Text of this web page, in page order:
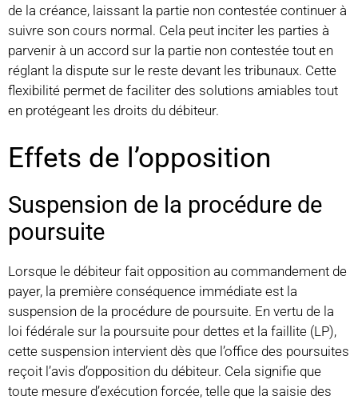
de la créance, laissant la partie non contestée continuer à
suivre son cours normal. Cela peut inciter les parties à
parvenir à un accord sur la partie non contestée tout en
réglant la dispute sur le reste devant les tribunaux. Cette
flexibilité permet de faciliter des solutions amiables tout
en protégeant les droits du débiteur.
Effets de l’opposition
Suspension de la procédure de
poursuite
Lorsque le débiteur fait opposition au commandement de
payer, la première conséquence immédiate est la
suspension de la procédure de poursuite. En vertu de la
loi fédérale sur la poursuite pour dettes et la faillite (LP),
cette suspension intervient dès que l’office des poursuites
reçoit l’avis d’opposition du débiteur. Cela signifie que
toute mesure d’exécution forcée, telle que la saisie des